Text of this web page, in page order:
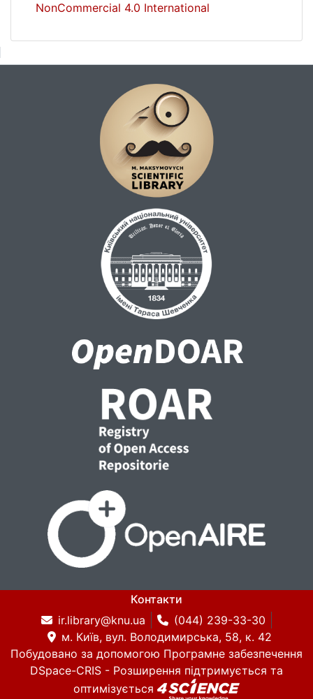
NonCommercial 4.0 International
Контакти
ir.library@knu.ua
(044) 239-33-30
м. Київ, вул. Володимирська, 58, к. 42
Побудовано за допомогою Програмне забезпечення
DSpace-CRIS - Розширення підтримується та
оптимізується